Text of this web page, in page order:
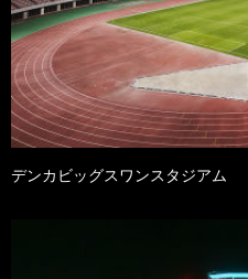
デンカビッグスワンスタジアム